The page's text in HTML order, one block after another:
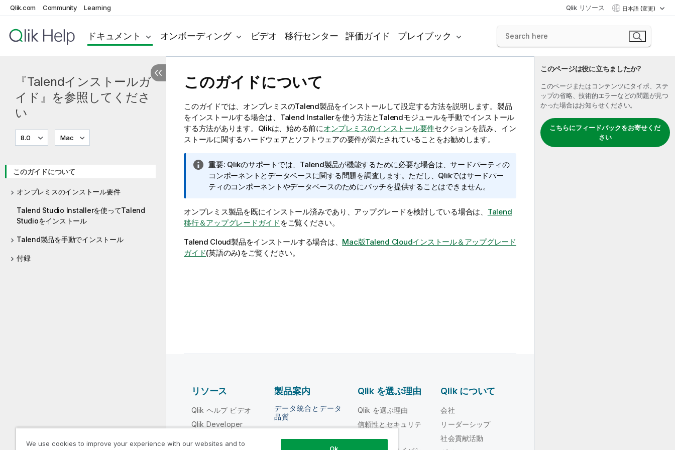
Qlik.com Community Learning Qlik リソース 日本語 (変更)
ドキュメント オンボーディング ビデオ 移行センター 評価ガイド プレイブック
『Talendインストールガ
イド』を参照してくださ
い
8.0 Mac
このガイドについて
オンプレミスのインストール要件
Talend Studio Installerを使ってTalend
Studioをインストール
Talend製品を手動でインストール
付録
このページは役に立ちましたか?
このページまたはコンテンツにタイポ、ステ
ップの省略、技術的エラーなどの問題が見つ
かった場合はお知らせください。
こちらにフィードバックをお寄せくだ
さい
このガイドについて
このガイドでは、オンプレミスのTalend製品をインストールして設定する方法を説明します。製品
をインストールする場合は、 Talend Installerを使う方法とTalendモジュールを手動でインストール
する方法があります。 Qlikは、始める前にオンプレミスのインストール要件セクションを読み、イン
ストールに関するハードウェアとソフトウェアの要件が満たされていることをお勧めします。
情
報
メ
重要: Qlikのサポートでは、 Talend製品が機能するために必要な場合は、サードパーティの
コンポーネントとデータベースに関する問題を調査します。ただし、 Qlikではサードパー
ティのコンポーネントやデータベースのためにパッチを提供することはできません。
オンプレミス製品を既にインストール済みであり、アップグレードを検討している場合は、 Talend
移行＆アップグレードガイド をご覧ください。
Talend Cloud製品をインストールする場合は、 Mac版Talend Cloudインストール＆アップグレード
ガイド(英語のみ)をご覧ください。
リソース
Qlik ヘルプ ビデオ
Qlik Developer
製品案内
データ統合とデータ
品質
Qlik を選ぶ理由
Qlik を選ぶ理由
信頼性とセキュリテ
Qlik について
会社
リーダーシップ
社会貢献活動
We use cookies to improve your experience with our websites and to